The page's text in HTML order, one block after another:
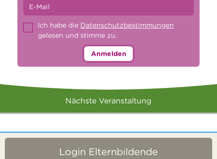
Ich habe die Datenschutzbestimmungen
gelesen und stimme zu.
Anmelden
Nächste Veranstaltung
Login Elternbildende